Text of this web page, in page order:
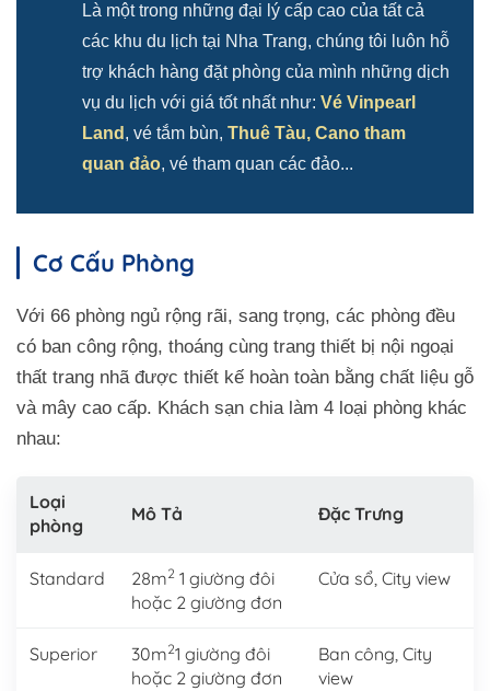
Là một trong những đại lý cấp cao của tất cả
các khu du lịch tại Nha Trang, chúng tôi luôn hỗ
trợ khách hàng đặt phòng của mình những dịch
vụ du lịch với giá tốt nhất như: Vé Vinpearl
Land , vé tắm bùn, Thuê Tàu, Cano tham
quan đảo, vé tham quan các đảo...
Cơ Cấu Phòng
Với 66 phòng ngủ rộng rãi, sang trọng, các phòng đều
có ban công rộng, thoáng cùng trang thiết bị nội ngoại
thất trang nhã được thiết kế hoàn toàn bằng chất liệu gỗ
và mây cao cấp. Khách sạn chia làm 4 loại phòng khác
nhau:
Loại
phòng
Mô Tả Đặc Trưng
Standard 28m2 1 giường đôi
hoặc 2 giường đơn
Cửa sổ, City view
Superior 30m21 giường đôi
hoặc 2 giường đơn
Ban công, City
view